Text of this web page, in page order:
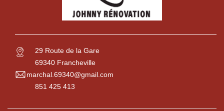
29 Route de la Gare
69340 Francheville
marchal.69340@gmail.com
851 425 413